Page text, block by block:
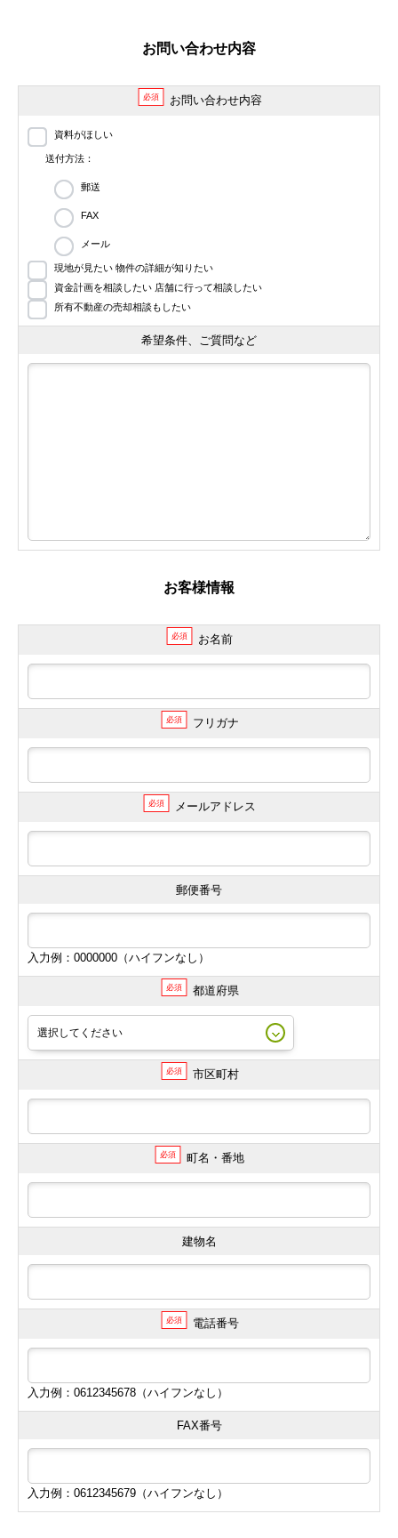
お問い合わせ内容
必須 お問い合わせ内容
資料がほしい
送付方法：
郵送
FAX
メール
現地が見たい 物件の詳細が知りたい
資金計画を相談したい 店舗に行って相談したい
所有不動産の売却相談もしたい
希望条件、ご質問など
お客様情報
必須 お名前
必須 フリガナ
必須 メールアドレス
郵便番号
入力例：0000000（ハイフンなし）
必須 都道府県
必須 市区町村
必須 町名・番地
建物名
必須 電話番号
入力例：0612345678（ハイフンなし）
FAX番号
入力例：0612345679（ハイフンなし）